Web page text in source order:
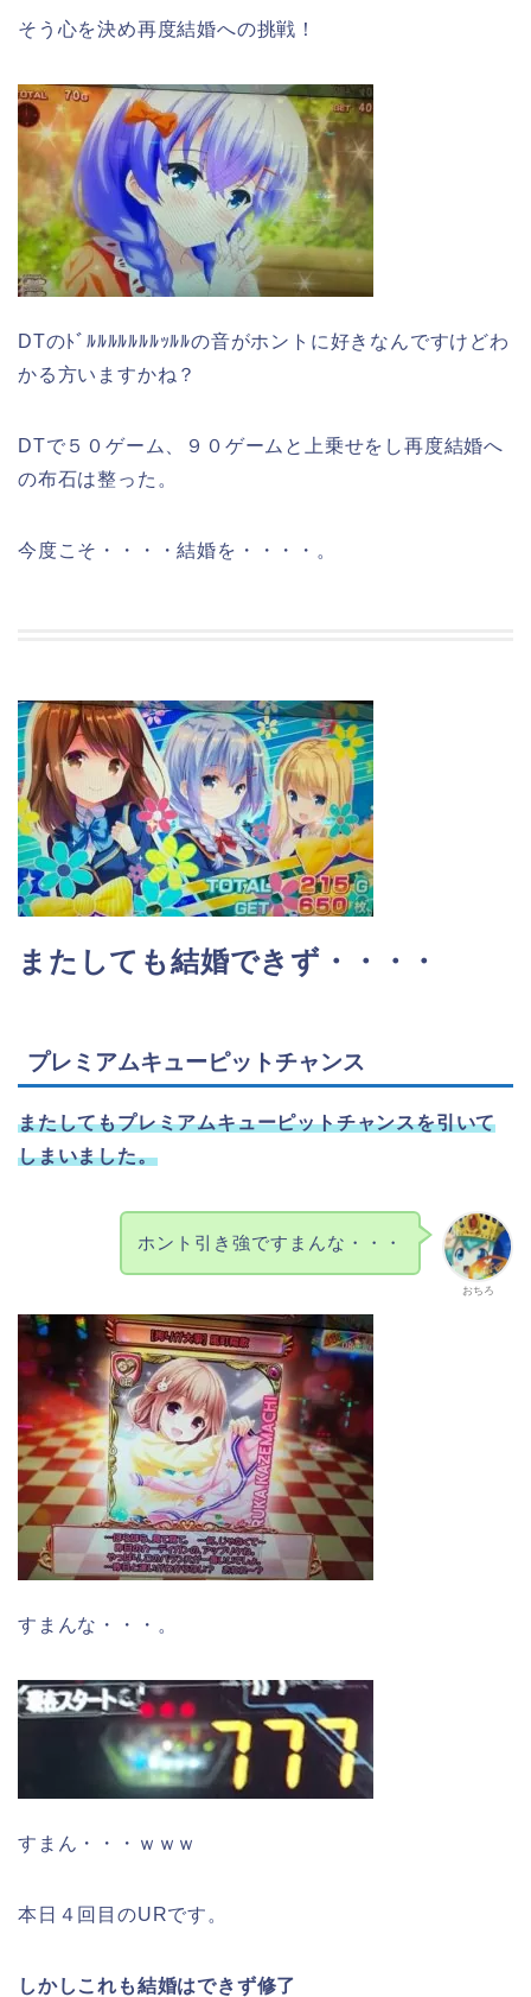
そう心を決め再度結婚への挑戦！
DTのﾄﾞﾙﾙﾙﾙﾙﾙﾙｯﾙﾙの音がホントに好きなんですけどわ
かる方いますかね？
DTで５０ゲーム、９０ゲームと上乗せをし再度結婚へ
の布石は整った。
今度こそ・・・・結婚を・・・・。
またしても結婚できず・・・・
プレミアムキューピットチャンス
またしてもプレミアムキューピットチャンスを引いて
しまいました。
おちろ
ホント引き強ですまんな・・・
すまんな・・・。
すまん・・・ｗｗｗ
本日４回目のURです。
しかしこれも結婚はできず修了